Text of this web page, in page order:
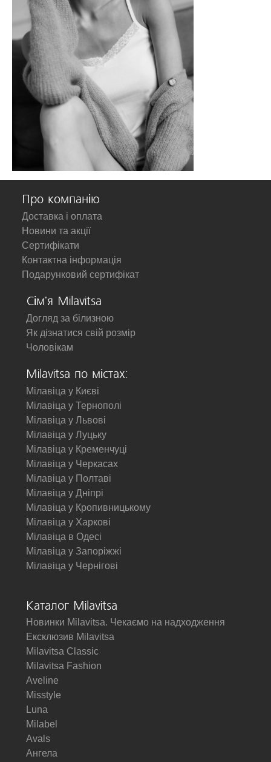
Про компанію
Доставка і оплата
Новини та акції
Сертифікати
Контактна інформація
Подарунковий сертифікат
Сім'я Milavitsa
Догляд за білизною
Як дізнатися свій розмір
Чоловікам
Milavitsa по містах:
Мілавіца у Києві
Мілавіца у Тернополі
Мілавіца у Львові
Мілавіца у Луцьку
Мілавіца у Кременчуці
Мілавіца у Черкасах
Мілавіца у Полтаві
Мілавіца у Дніпрі
Мілавіца у Кропивницькому
Мілавіца у Харкові
Мілавіца в Одесі
Мілавіца у Запоріжжі
Мілавіца у Чернігові
Каталог Milavitsa
Новинки Milavitsa. Чекаємо на надходження
Ексклюзив Milavitsa
Milavitsa Classic
Milavitsa Fashion
Aveline
Misstyle
Luna
Milabel
Avals
Ангела